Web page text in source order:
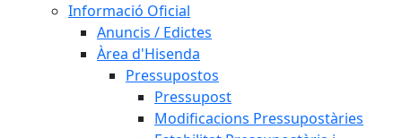
Informació Oficial
Anuncis / Edictes
Àrea d'Hisenda
Pressupostos
Pressupost
Modificacions Pressupostàries